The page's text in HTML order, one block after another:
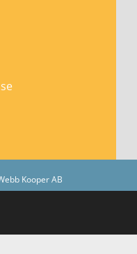
Kooper AB